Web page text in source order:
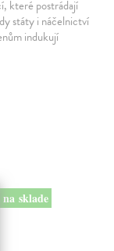
které postrádají
státy i náčelnictví
indukují
na sklade